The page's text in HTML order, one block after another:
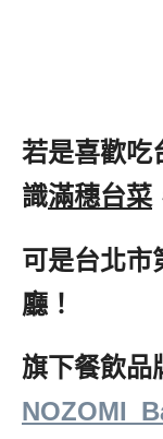
若是喜歡吃
識滿穗台菜
可是台北市
廳！
旗下餐飲品